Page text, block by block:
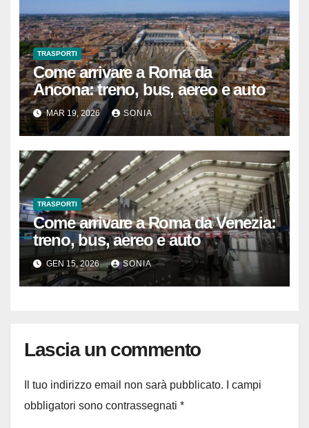
TRASPORTI
Come arrivare a Roma da
Ancona: treno, bus, aereo e auto
MAR 19, 2026 SONIA
TRASPORTI
Come arrivare a Roma da Venezia:
treno, bus, aereo e auto
GEN 15, 2026 SONIA
Lascia un commento
Il tuo indirizzo email non sarà pubblicato.
I campi
obbligatori sono contrassegnati *